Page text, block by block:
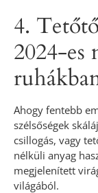
4.
2024-es
Ahogy fentebb
szélsőségek
csillogás, vagy
nélküli anyag
megjelenített
világából.